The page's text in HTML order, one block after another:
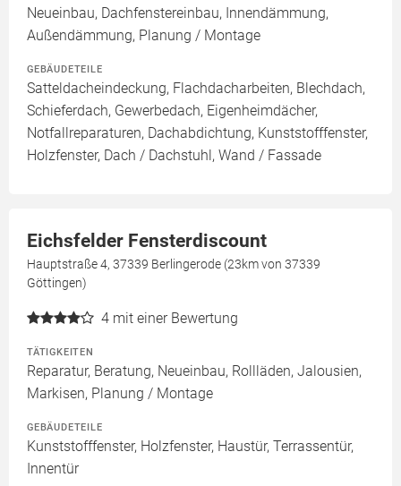
Neueinbau, Dachfenstereinbau, Innendämmung,
Außendämmung, Planung / Montage
GEBÄUDETEILE
Satteldacheindeckung, Flachdacharbeiten, Blechdach,
Schieferdach, Gewerbedach, Eigenheimdächer,
Notfallreparaturen, Dachabdichtung, Kunststofffenster,
Holzfenster, Dach / Dachstuhl, Wand / Fassade
Eichsfelder Fensterdiscount
Hauptstraße 4, 37339 Berlingerode (23km von 37339
Göttingen)
4 mit einer Bewertung
TÄTIGKEITEN
Reparatur, Beratung, Neueinbau, Rollläden, Jalousien,
Markisen, Planung / Montage
GEBÄUDETEILE
Kunststofffenster, Holzfenster, Haustür, Terrassentür,
Innentür